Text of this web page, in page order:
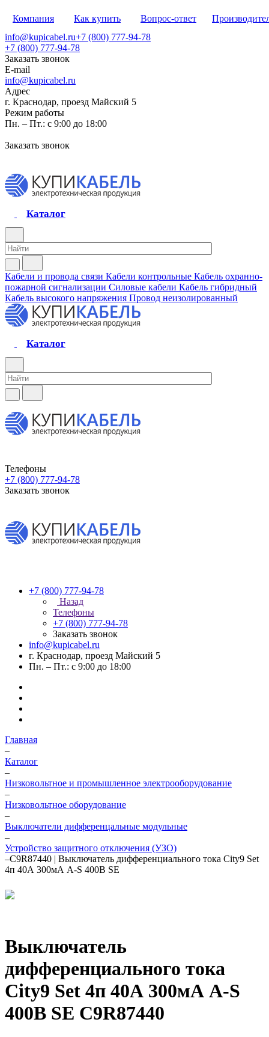
Компания Как купить Вопрос-ответ
info@kupicabel.ru+7 (800) 777-94-78
+7 (800) 777-94-78
Заказать звонок
E-mail
info@kupicabel.ru
Адрес
г. Краснодар, проезд Майский 5
Режим работы
Пн. – Пт.: с 9:00 до 18:00
Заказать звонок
Каталог
Кабели и провода связи Кабели контрольные Кабель охранно-
пожарной сигнализации Силовые кабели Кабель гибридный
Кабель высокого напряжения Провод неизолированный
Каталог
Телефоны
+7 (800) 777-94-78
Заказать звонок
+7 (800) 777-94-78
Назад
Телефоны
+7 (800) 777-94-78
Заказать звонок
info@kupicabel.ru
г. Краснодар, проезд Майский 5
Пн. – Пт.: с 9:00 до 18:00
Главная
–
Каталог
–
Низковольтное и промышленное электрооборудование
–
Низковольтное оборудование
–
Выключатели дифференцальные модульные
–
Устройство защитного отключения (УЗО)
–C9R87440 | Выключатель дифференциального тока City9 Set
4п 40А 300мА A-S 400В SE
Выключатель
дифференциального тока
City9 Set 4п 40А 300мА A-S
400В SE C9R87440